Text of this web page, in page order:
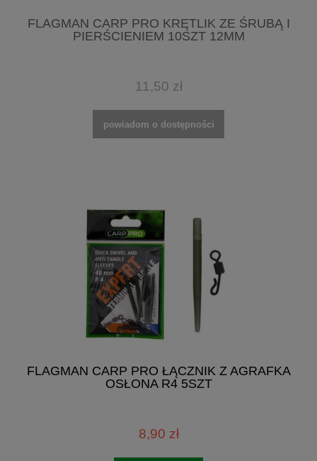
FLAGMAN CARP PRO KRĘTLIK ZE ŚRUBĄ I
PIERŚCIENIEM 10SZT 12MM
11,50 zł
powiadom o dostępności
FLAGMAN CARP PRO ŁĄCZNIK Z AGRAFKA
OSŁONA R4 5SZT
8,90 zł